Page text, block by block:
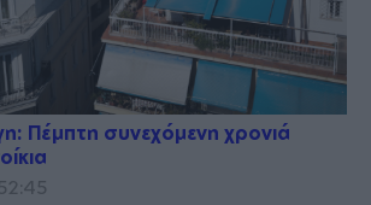
Πέμπτη συνεχόμενη χρονιά